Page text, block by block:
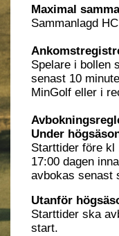
Maximal
Sammanlagd
Spelare i bollen
senast 10
MinGolf eller i
Under
Starttider före kl
17:00 dagen
avbokas senast
Utanför
Starttider ska
start.